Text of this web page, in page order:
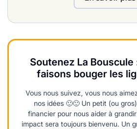
Soutenez La Bouscule
faisons bouger les
Vous nous suivez, vous nous
nos idées 🙂🙂 Un petit (ou
financier pour nous aider à
impact sera toujours bienvenu. Un